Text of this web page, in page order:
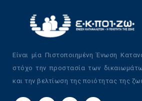
Είναι μία Πιστοποιημένη Ένωση
στόχο την προστασία των
και την βελτίωση της ποιότητας της